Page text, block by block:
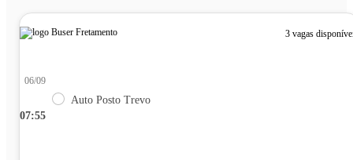
3 vagas
07:55
06/09
Auto Posto Trevo